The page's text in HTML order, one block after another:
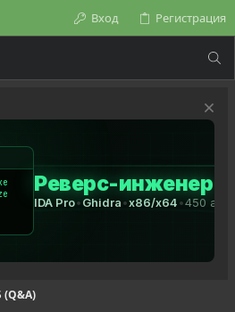
Вход Регистрация